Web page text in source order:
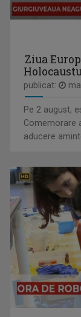
EDUCAȚIA LA
Dezbatere pe
FAMILION
Magazin de
MARGA
A început să
Ziua
publicat:
Pe 2 august,
Comemorare
aducere